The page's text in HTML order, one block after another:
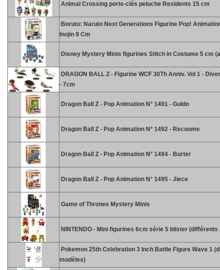
Animal Crossing porte-clés peluche Residents 15 cm
Boruto: Naruto Next Generations Figurine Pop!
Inojin 9 Cm
Disney Mystery Minis figurines Stitch in Costume 5 cm
DRAGON BALL Z - Figurine WCF 30Th Anniv. Vol 1 -
- 7cm
Dragon Ball Z - Pop Animation N° 1491 - Guldo
Dragon Ball Z - Pop Animation N° 1492 - Recoome
Dragon Ball Z - Pop Animation N° 1494 - Burter
Dragon Ball Z - Pop Animation N° 1495 - Jiece
Game of Thrones Mystery Minis
NINTENDO - Mini figurines 6cm série 5 blister (différents
Pokemon 25th Celebration 3 Inch Battle Figure Wave 1
modèles)